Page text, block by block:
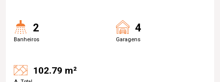
2
Banheiros
4
Garagens
102.79 m²